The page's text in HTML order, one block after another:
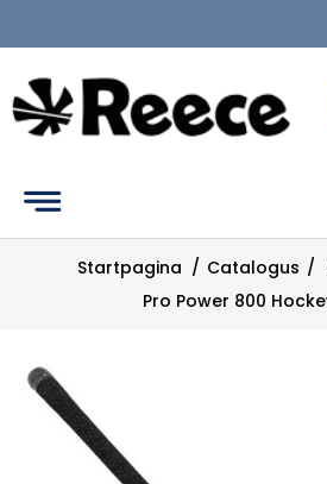
Home
Hockey
Tennis
Pickleball
Maattabel
Startpagina / Catalogus /
Pro Power 800